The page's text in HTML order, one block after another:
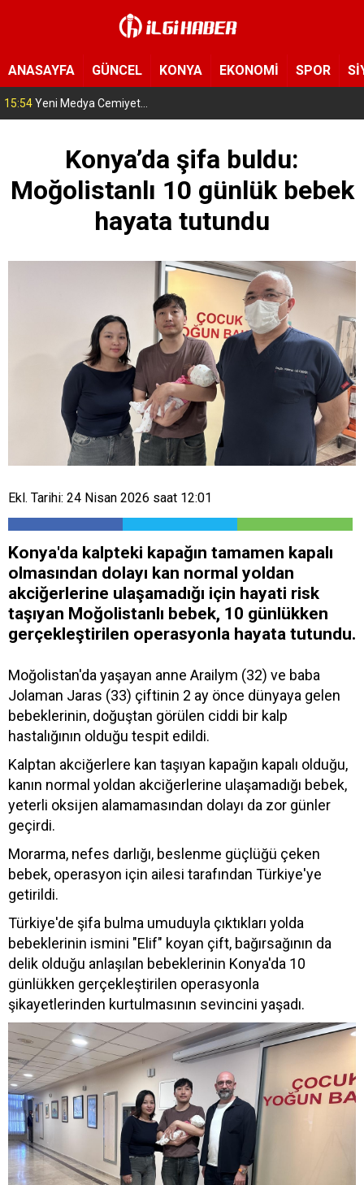
ANASAYFA GÜNCEL KONYA EKONOMİ SPOR
15:54Yeni Medya Cemiyeti’nden Hakimiyet Gazetesi’ne 30. yıl ziyareti
Konya’da şifa buldu:
Moğolistanlı 10 günlük bebek
hayata tutundu
Ekl. Tarihi: 24 Nisan 2026 saat 12:01
Konya'da kalpteki kapağın tamamen kapalı
olmasından dolayı kan normal yoldan
akciğerlerine ulaşamadığı için hayati risk
taşıyan Moğolistanlı bebek, 10 günlükken
gerçekleştirilen operasyonla hayata tutundu.
Moğolistan'da yaşayan anne Arailym (32) ve baba
Jolaman Jaras (33) çiftinin 2 ay önce dünyaya gelen
bebeklerinin, doğuştan görülen ciddi bir kalp
hastalığının olduğu tespit edildi.
Kalptan akciğerlere kan taşıyan kapağın kapalı olduğu,
kanın normal yoldan akciğerlerine ulaşamadığı bebek,
yeterli oksijen alamamasından dolayı da zor günler
geçirdi.
Morarma, nefes darlığı, beslenme güçlüğü çeken
bebek, operasyon için ailesi tarafından Türkiye'ye
getirildi.
Türkiye'de şifa bulma umuduyla çıktıkları yolda
bebeklerinin ismini "Elif" koyan çift, bağırsağının da
delik olduğu anlaşılan bebeklerinin Konya'da 10
günlükken gerçekleştirilen operasyonla
şikayetlerinden kurtulmasının sevincini yaşadı.